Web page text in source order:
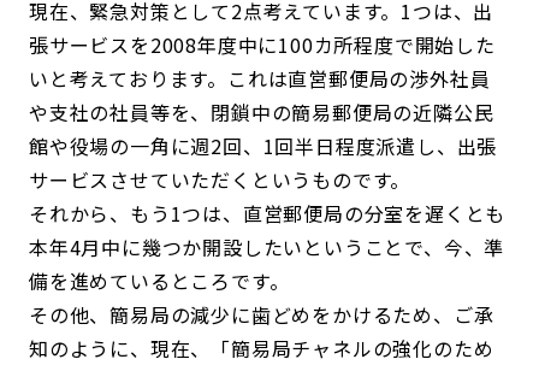
現在、緊急対策として2点考えています。1つは、出
張サービスを2008年度中に100カ所程度で開始した
いと考えております。これは直営郵便局の渉外社員
や支社の社員等を、閉鎖中の簡易郵便局の近隣公民
館や役場の一角に週2回、1回半日程度派遣し、出張
サービスさせていただくというものです。
それから、もう1つは、直営郵便局の分室を遅くとも
本年4月中に幾つか開設したいということで、今、準
備を進めているところです。
その他、簡易局の減少に歯どめをかけるため、ご承
知のように、現在、「簡易局チャネルの強化のため